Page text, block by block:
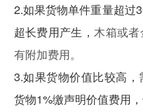
2.如果货物单件重量超过
超长费用产生，木箱或
有附加费用。
3.如果货物价值比较高
货物1%缴声明价值费用